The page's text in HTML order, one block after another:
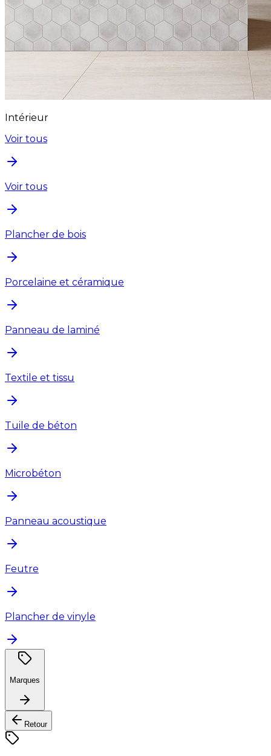
Intérieur
Voir tous
Voir tous
Plancher de bois
Porcelaine et céramique
Panneau de laminé
Textile et tissu
Tuile de béton
Microbéton
Panneau acoustique
Feutre
Plancher de vinyle
Marques
Retour